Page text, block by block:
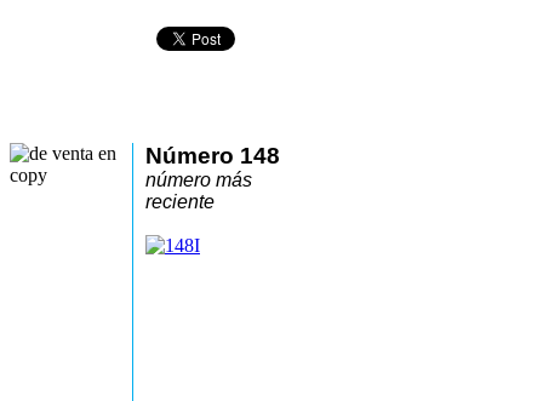
Número 148
número más
reciente